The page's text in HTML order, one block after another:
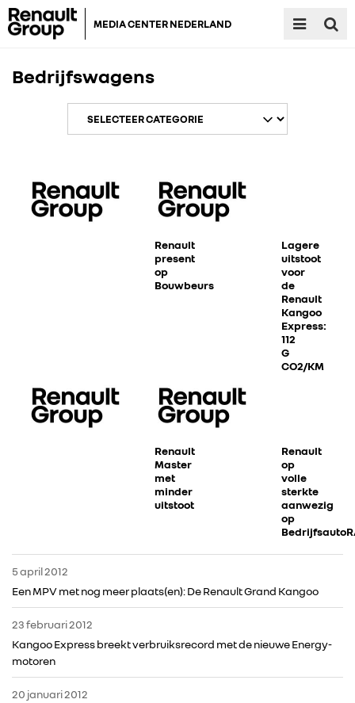
MEDIA CENTER NEDERLAND
RENAULT
DACIA
Bedrijfswagens
Renault
present
op
Bouwbeurs
Lagere
uitstoot
voor
de
Renault
Kangoo
Express:
112
G
CO2/KM
Renault
Master
met
minder
uitstoot
Renault
op
volle
sterkte
aanwezig
op
5 april 2012
Een MPV met nog meer plaats(en): De Renault Grand Kangoo
23 februari 2012
Kangoo Express breekt verbruiksrecord met de nieuwe Energy-
motoren
20 januari 2012